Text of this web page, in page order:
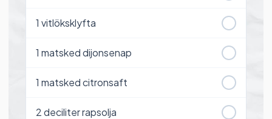
1 vitlöksklyfta
1 matsked dijonsenap
1 matsked citronsaft
2deciliter rapsolja